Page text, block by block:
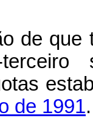
de
de 1991.